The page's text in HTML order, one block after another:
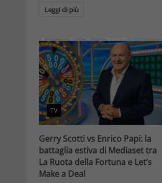
Leggi di più
TV
Gerry Scotti vs Enrico Papi: la
battaglia estiva di Mediaset tra
La Ruota della Fortuna e Let’s
Make a Deal